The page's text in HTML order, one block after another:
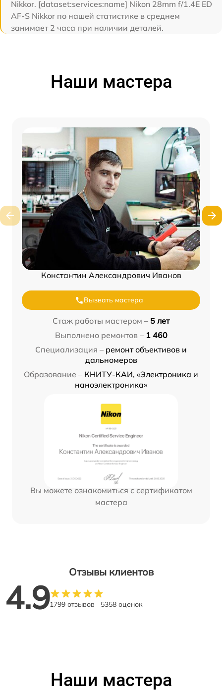
Nikkor. [dataset:services:name] Nikon 28mm f/1.4E ED
AF-S Nikkor по нашей статистике в среднем
занимает 2 часа при наличии деталей.
Наши мастера
Константин Александрович Иванов
Вызвать мастера
Стаж работы мастером – 5 лет
Выполнено ремонтов – 1 460
Специализация – ремонт объективов и
дальномеров
Образование – КНИТУ-КАИ, «Электроника и
наноэлектроника»
Вы можете ознакомиться с сертификатом
мастера
Отзывы клиентов
4.91799 отзывов 5358 оценок
Наши мастера